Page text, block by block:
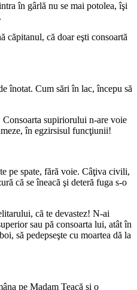
în gârlă nu se mai potolea, îşi
căpitanul, că doar eşti consoartă
înotat. Cum sări în lac, începu să
Consoarta supiriorului n-are voie
în egzirsisul funcţiunii!
pe spate, fără voie. Câţiva civili,
că se îneacă şi deteră fuga s-o
că te devastez! N-ai
sau pă consoarta lui, atât în
să pedepseşte cu moartea dă la
pe Madam Teacă şi o